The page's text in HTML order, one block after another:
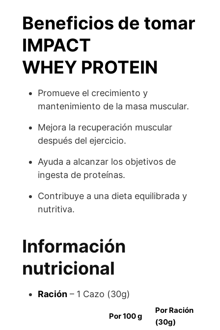
Beneficios de tomar
IMPACT
WHEY PROTEIN
Promueve el crecimiento y
mantenimiento de la masa muscular.
Mejora la recuperación muscular
después del ejercicio.
Ayuda a alcanzar los objetivos de
ingesta de proteínas.
Contribuye a una dieta equilibrada y
nutritiva.
Información
nutricional
Ración– 1 Cazo (30g)
Por 100 g
Por Ración
(30g)